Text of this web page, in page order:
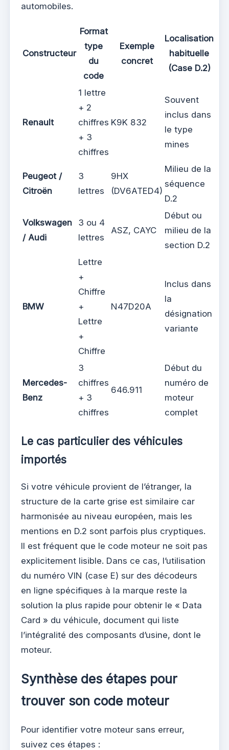
automobiles.
Constructeur
Format
type
du
code
Exemple
concret
Localisation
habituelle
(Case D.2)
Renault
1 lettre
+ 2
chiffres
+ 3
chiffres
K9K 832
Souvent
inclus dans
le type
mines
Peugeot /
Citroën
3
lettres
9HX
(DV6ATED4)
Milieu de la
séquence
D.2
Volkswagen
/ Audi
3 ou 4
lettres
ASZ, CAYC
Début ou
milieu de la
section D.2
BMW
Lettre
+
Chiffre
+
Lettre
+
Chiffre
N47D20A
Inclus dans
la
désignation
variante
Mercedes-
Benz
3
chiffres
+ 3
chiffres
646.911
Début du
numéro de
moteur
complet
Le cas particulier des véhicules
importés
Si votre véhicule provient de l’étranger, la
structure de la carte grise est similaire car
harmonisée au niveau européen, mais les
mentions en D.2 sont parfois plus cryptiques.
Il est fréquent que le code moteur ne soit pas
explicitement lisible. Dans ce cas, l’utilisation
du numéro VIN (case E) sur des décodeurs
en ligne spécifiques à la marque reste la
solution la plus rapide pour obtenir le « Data
Card » du véhicule, document qui liste
l’intégralité des composants d’usine, dont le
moteur.
Synthèse des étapes pour
trouver son code moteur
Pour identifier votre moteur sans erreur,
suivez ces étapes :